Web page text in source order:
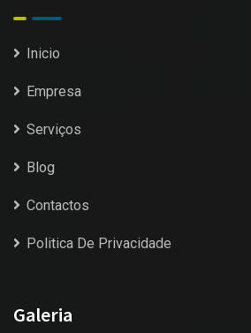
Inicio
Empresa
Serviços
Blog
Contactos
Politica De Privacidade
Galeria